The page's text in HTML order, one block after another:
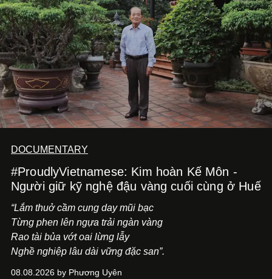
tiến về phía trước.
DOCUMENTARY
#ProudlyVietnamese: Kim hoàn Kế Môn -
Người giữ kỹ nghệ đậu vàng cuối cùng ở Huế
“Lắm thuở cầm cung day mũi bạc
Từng phen lên ngựa trải ngàn vàng
Rao tài bủa vớt oai lừng lẫy
Nghề nghiệp lâu dài vững đặc san”.
08.08.2026 by Phương Uyên